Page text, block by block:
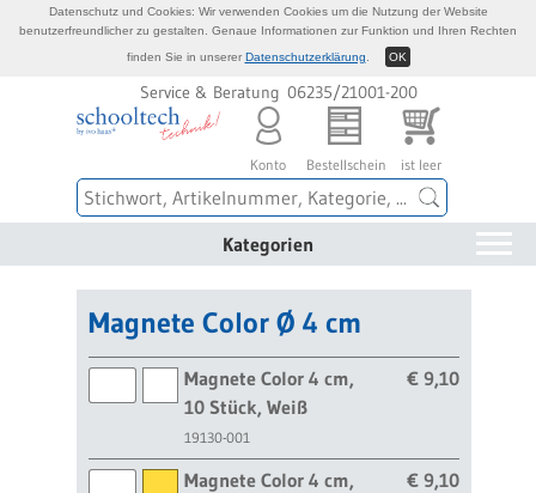
Service & Beratung 06235/21001-200
Konto Bestellschein ist leer
Kategorien
Magnete Color Ø 4 cm
Magnete Color 4 cm,
10 Stück, Weiß
19130-001
€ 9,10
Magnete Color 4 cm,
€ 9,10
Datenschutz und Cookies: Wir verwenden Cookies um die Nutzung der Website
benutzerfreundlicher zu gestalten. Genaue Informationen zur Funktion und Ihren Rechten
finden Sie in unserer Datenschutzerklärung OK